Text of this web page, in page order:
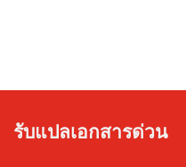
รับแปลเอกสารด่วน